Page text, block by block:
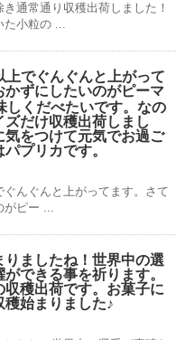
通常通り収穫出荷しました！
た小粒の ...
でぐんぐんと上がって
かずにしたいのがピーマ
しくだべたいです。なの
だけ収穫出荷しまし
気をつけて元気でお過ご
プリカです。
んぐんと上がってます。さて
ピー ...
りましたね！世界中の選
できる事を祈ります。
収穫出荷です。お菓子に
始まりました♪